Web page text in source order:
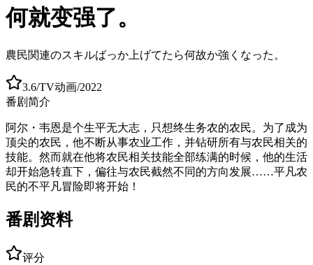
何就变强了。
農民関連のスキルばっか上げてたら何故か強くなった。
3.6/TV动画/2022
番剧简介
阿尔・韦恩是个生平无大志，只想终生务农的农民。为了成为
顶尖的农民，他不断从事农业工作，并钻研所有与农民相关的
技能。然而就在他将农民相关技能全部练满的时候，他的生活
却开始急转直下，偏往与农民截然不同的方向发展……平凡农
民的不平凡冒险即将开始！
番剧资料
评分